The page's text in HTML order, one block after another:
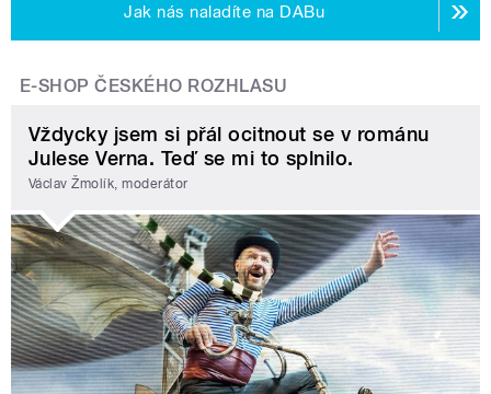
Jak nás naladíte na DABu
E-SHOP ČESKÉHO ROZHLASU
Vždycky jsem si přál ocitnout se v románu
Julese Verna. Teď se mi to splnilo.
Václav Žmolík, moderátor